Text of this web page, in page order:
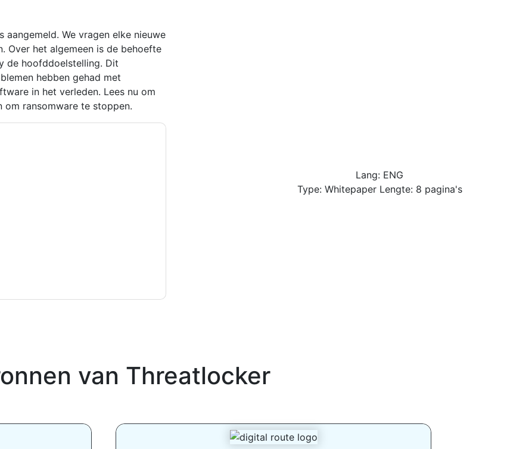
aangemeld. We vragen elke nieuwe
Over het algemeen is de behoefte
de hoofddoelstelling. Dit
hebben gehad met
in het verleden. Lees nu om
om ransomware te stoppen.
Lang: ENG
Type: Whitepaper Lengte: 8 pagina's
van Threatlocker